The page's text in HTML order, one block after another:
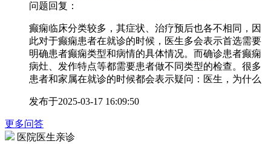
问题回复：
癫痫临床分类较多，其症状、治疗预后也各不相同，因
此对于癫痫患者在就诊的时候，医生多会表示首选需要
明确患者癫痫类型和病情的具体情况。而确诊患者癫痫
病灶、发作特点等都需要患者做不同类型的检查。很多
患者和家属在就诊的时候都会表示疑问：医生，为什么
发布于2025-03-17 16:09:50
更多问答
医院医生亲诊